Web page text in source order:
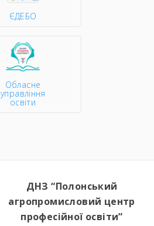
ЄДЕБО
Обласне
управління
освіти
ДНЗ “Полонський
агропромисловий центр
професійної освіти”